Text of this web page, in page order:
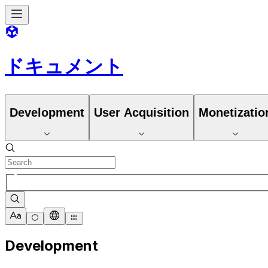
ドキュメント
Development User Acquisition
Development